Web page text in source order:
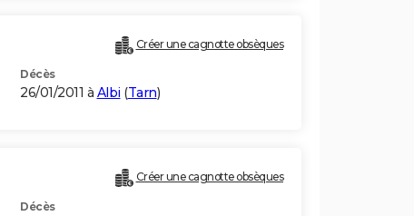
Créer une cagnotte obsèques
Décès
26/01/2011 à Albi (Tarn)
Créer une cagnotte obsèques
Décès